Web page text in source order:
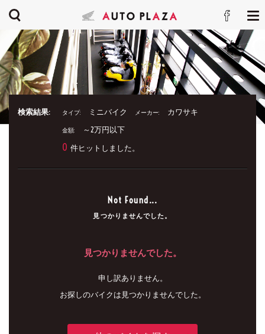
検索結果: タイプ: ミニバイク メーカー: カワサキ
金額: ～2万円以下
0 件ヒットしました。
Not Found...
見つかりませんでした。
見つかりませんでした。
申し訳ありません。
お探しのバイクは見つかりませんでした。